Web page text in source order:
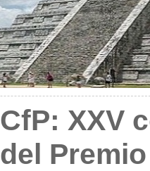
CfP: XXV
del